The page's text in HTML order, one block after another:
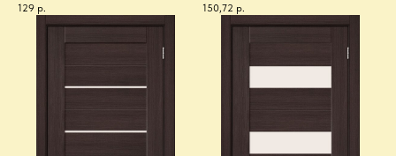
129 р. 150,72 р.